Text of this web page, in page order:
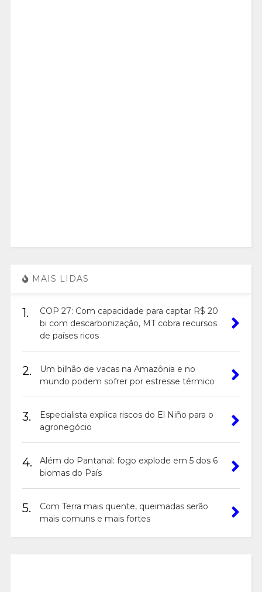
MAIS LIDAS
1.
COP 27: Com capacidade para captar R$ 20
bi com descarbonização, MT cobra recursos
de países ricos
2.
Um bilhão de vacas na Amazônia e no
mundo podem sofrer por estresse térmico
3.
Especialista explica riscos do El Niño para o
agronegócio
4.
Além do Pantanal: fogo explode em 5 dos 6
biomas do País
5.
Com Terra mais quente, queimadas serão
mais comuns e mais fortes